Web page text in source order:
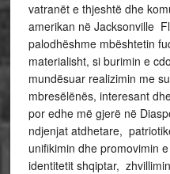
vatranët e thjeshtë dhe
amerikan në Jacksonville
palodhëshme mbështetin
materialisht, si burimin e
mundësuar realizimin me
mbresëlënës, interesant
por edhe më gjerë në
ndjenjat atdhetare,
unifikimin dhe promovimin
identitetit shqiptar,